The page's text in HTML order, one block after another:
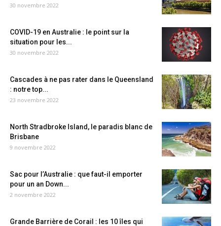
30 novembre 2022
COVID-19 en Australie : le point sur la
situation pour les...
30 novembre 2022
Cascades à ne pas rater dans le Queensland
: notre top...
23 novembre 2022
North Stradbroke Island, le paradis blanc de
Brisbane
9 novembre 2022
Sac pour l’Australie : que faut-il emporter
pour un an Down...
2 novembre 2022
Grande Barrière de Corail : les 10 îles qui